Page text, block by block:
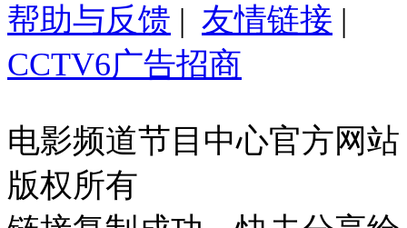
帮助与反馈 | 友情链接 |
CCTV6广告招商
电影频道节目中心官方网站
版权所有